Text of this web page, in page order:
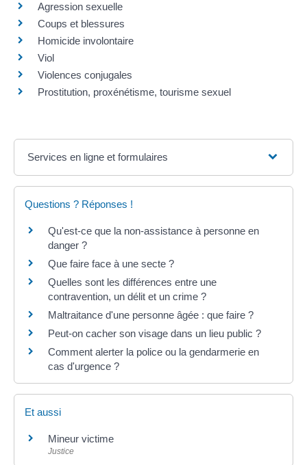
Agression sexuelle
Coups et blessures
Homicide involontaire
Viol
Violences conjugales
Prostitution, proxénétisme, tourisme sexuel
Services en ligne et formulaires
Questions ? Réponses !
Qu'est-ce que la non-assistance à personne en
danger ?
Que faire face à une secte ?
Quelles sont les différences entre une
contravention, un délit et un crime ?
Maltraitance d'une personne âgée : que faire ?
Peut-on cacher son visage dans un lieu public ?
Comment alerter la police ou la gendarmerie en
cas d'urgence ?
Et aussi
Mineur victime
Justice